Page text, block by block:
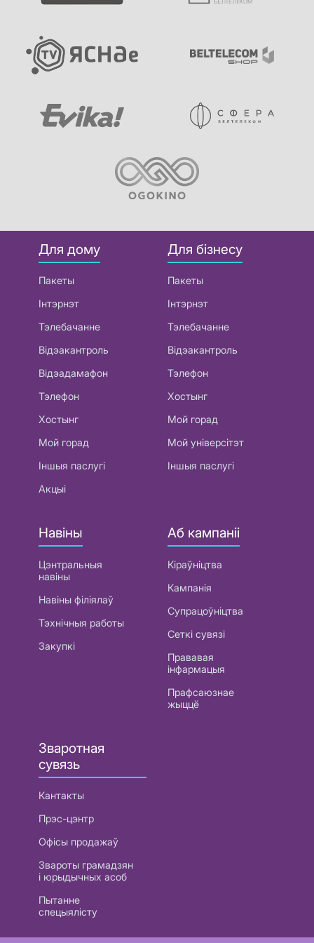
Для дому
Пакеты
Інтэрнэт
Тэлебачанне
Відэакантроль
Відэадамафон
Тэлефон
Хостынг
Мой горад
Іншыя паслугі
Акцыі
Для бізнесу
Пакеты
Інтэрнэт
Тэлебачанне
Відэакантроль
Тэлефон
Хостынг
Мой горад
Мой універсітэт
Іншыя паслугі
Навіны
Цэнтральныя
навіны
Навіны філіялаў
Тэхнічныя работы
Закупкі
Аб кампаніі
Кіраўніцтва
Кампанія
Супрацоўніцтва
Сеткі сувязі
Прававая
інфармацыя
Прафсаюзнае
жыццё
Зваротная
сувязь
Кантакты
Прэс-цэнтр
Офісы продажаў
Звароты грамадзян
і юрыдычных асоб
Пытанне
спецыялісту